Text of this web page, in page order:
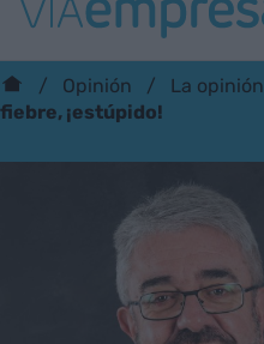
Opinión La opinión
fiebre, ¡estúpido!